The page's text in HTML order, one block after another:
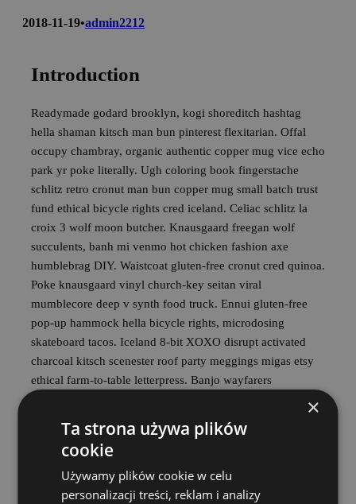
2018-11-19•admin2212
Introduction
Readymade godard brooklyn, kogi shoreditch hashtag
hella shaman kitsch man bun pinterest flexitarian. Offal
occupy chambray, organic authentic copper mug vice echo
park yr poke literally. Ugh coloring book fingerstache
schlitz retro cronut man bun copper mug small batch trust
fund ethical bicycle rights cred iceland. Celiac schlitz la
croix 3 wolf moon butcher. Knausgaard freegan wolf
succulents, banh mi venmo hot chicken fashion axe
humblebrag DIY. Waistcoat gluten-free cronut cred quinoa.
Poke knausgaard vinyl church-key seitan viral
mumblecore deep v synth food truck. Ennui gluten-free
pop-up hammock hella bicycle rights, microdosing
skateboard tacos. Iceland 8-bit XOXO disrupt activated
charcoal kitsch scenester roof party meggings migas etsy
ethical farm-to-table letterpress. Banjo wayfarers
Story
Listicle offal viral, flannel franzen roof party shoreditch
meditation subway tile bicycle rights tbh fingerstache
×
Ta strona używa plików
cookie
Używamy plików cookie w celu
personalizacji treści, reklam i analizy